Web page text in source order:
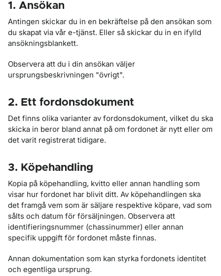
1. Ansökan
Antingen skickar du in en bekräftelse på den ansökan som
du skapat via vår e-tjänst. Eller så skickar du in en ifylld
ansökningsblankett.
Observera att du i din ansökan väljer
ursprungsbeskrivningen "övrigt".
2. Ett fordonsdokument
Det finns olika varianter av fordonsdokument, vilket du ska
skicka in beror bland annat på om fordonet är nytt eller om
det varit registrerat tidigare.
3. Köpehandling
Kopia på köpehandling, kvitto eller annan handling som
visar hur fordonet har blivit ditt. Av köpehandlingen ska
det framgå vem som är säljare respektive köpare, vad som
sålts och datum för försäljningen. Observera att
identifieringsnummer (chassinummer) eller annan
specifik uppgift för fordonet måste finnas.
Annan dokumentation som kan styrka fordonets identitet
och egentliga ursprung.